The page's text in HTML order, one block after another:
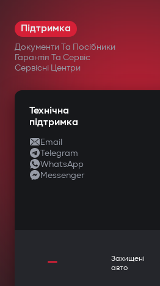
Підтримка
Документи Та Посібники
Гарантія Та Сервіс
Сервісні Центри
Технічна
підтримка
Email
Telegram
WhatsApp
Messenger
—
Захищені
авто